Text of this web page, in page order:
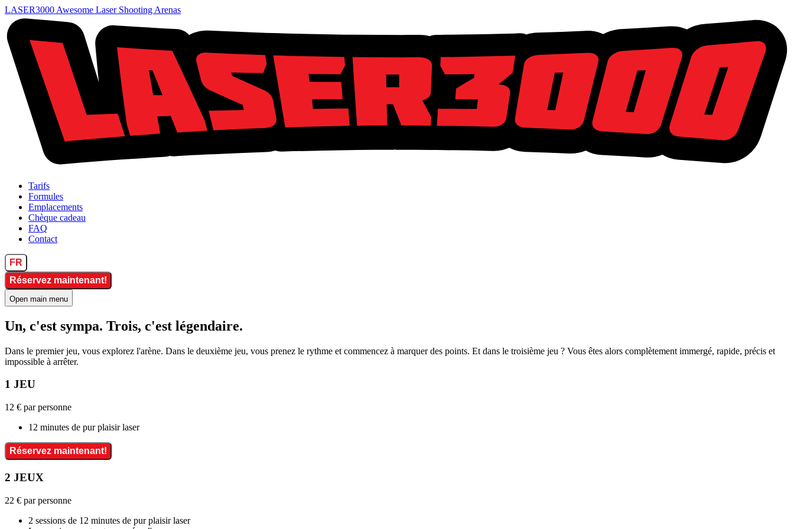
LASER3000 Awesome Laser Shooting Arenas
Tarifs
Formules
Emplacements
Chèque cadeau
FAQ
Contact
FR
Réservez maintenant!
Open main menu
Un, c'est sympa. Trois, c'est légendaire.
Dans le premier jeu, vous explorez l'arène. Dans le deuxième jeu, vous prenez le rythme et commencez à marquer des points. Et dans le troisième jeu ? Vous êtes alors complètement immergé, rapide, précis et
impossible à arrêter.
1 JEU
12 € par personne
12 minutes de pur plaisir laser
Réservez maintenant!
2 JEUX
22 € par personne
2 sessions de 12 minutes de pur plaisir laser